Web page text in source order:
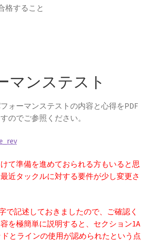
格すること
マンステスト
ォーマンステストの内容と心得をPDF
のでご参照ください。
て準備を進めておられる方もいると思
近タックルに対する要件が少し変更さ
で記述しておきましたので、ご確認く
を極簡単に説明すると、セクション1A
とラインの使用が認められたという点